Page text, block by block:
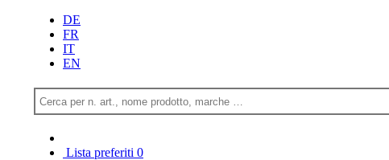
DE
FR
IT
EN
Lista preferiti 0